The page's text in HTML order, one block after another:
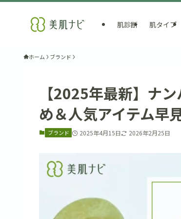
肌診断 肌タイプ
ホーム ブランド
【2025年最新】ナ
め＆人気アイテム早
ブランド 2025年4月15日 2026年2月25日